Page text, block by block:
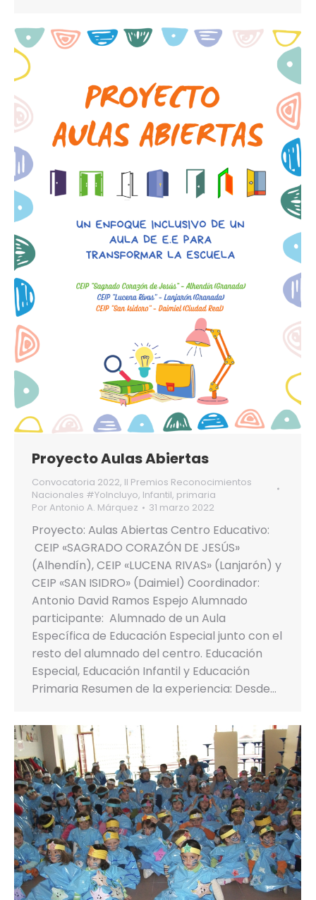
Proyecto Aulas Abiertas
Convocatoria 2022, II Premios Reconocimientos
Nacionales #YoIncluyo, Infantil, primaria
Por Antonio A. Márquez 31 marzo 2022
Proyecto: Aulas Abiertas Centro Educativo:
CEIP «SAGRADO CORAZÓN DE JESÚS»
(Alhendín), CEIP «LUCENA RIVAS» (Lanjarón) y
CEIP «SAN ISIDRO» (Daimiel) Coordinador:
Antonio David Ramos Espejo Alumnado
participante: Alumnado de un Aula
Específica de Educación Especial junto con el
resto del alumnado del centro. Educación
Especial, Educación Infantil y Educación
Primaria Resumen de la experiencia: Desde…